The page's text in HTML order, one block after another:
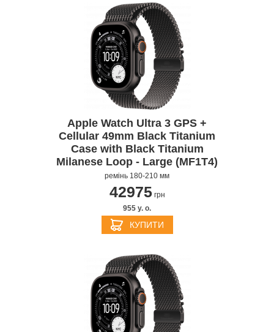
Apple Watch Ultra 3 GPS +
Cellular 49mm Black Titanium
Case with Black Titanium
Milanese Loop - Large (MF1T4)
ремінь 180-210 мм
42975грн
955 y. о.
КУПИТИ